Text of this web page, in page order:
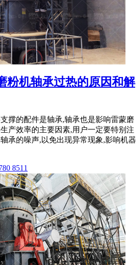
粉机轴承过热的原因和解
撑的配件是轴承,轴承也是影响雷蒙磨
产效率的主要因素,用户一定要特别注
承的噪声,以免出现异常现象,影响机器
8511